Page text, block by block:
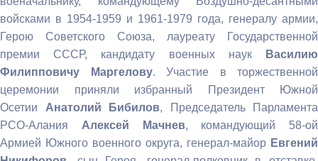
войсками в 1954-1959 и 1961-1979 года, генералу армии,
Герою Советского Союза, лауреату Государственной
премии СССР, кандидату военных наук
Василию
Филипповичу Маргелову. Участие в торжественной
церемонии приняли избранный Президент Южной
Осетии Анатолий Бибилов, Председатель Парламента
РСО-Алания Алексей Мачнев, командующий 58-ой
Армией Южного военного округа, генерал-майор Евгений